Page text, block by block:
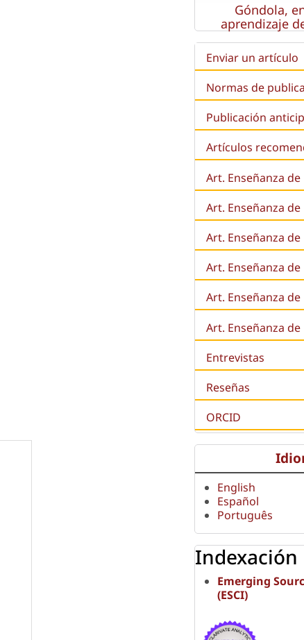
Góndola,
aprendizaje
Enviar un artículo
Normas de
Publicación
Artículos
Art. Enseñanza
Art. Enseñanza
Art. Enseñanza de
Art. Enseñanza de
Art. Enseñanza
Art. Enseñanza
Entrevistas
Reseñas
ORCID
English
Español
Português
Indexación
Emerging
(ESCI)